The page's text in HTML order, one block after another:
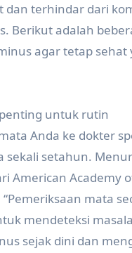
dan terhindar dari
Berikut adalah
agar tetap sehat
untuk rutin
Anda ke dokter
sekali setahun.
American Academy
mata
mendeteksi
sejak dini dan